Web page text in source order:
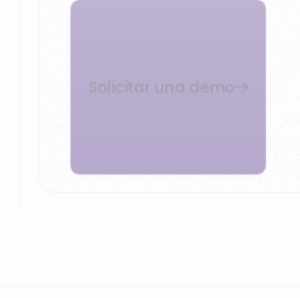
Solicitar una demo